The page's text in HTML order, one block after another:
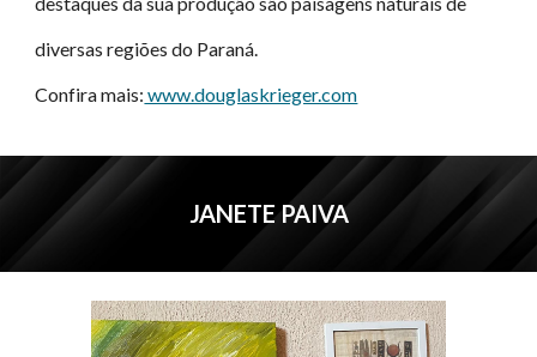
diversas regiões do Paraná.
Confira mais: www.douglaskrieger.com
JANETE PAIVA